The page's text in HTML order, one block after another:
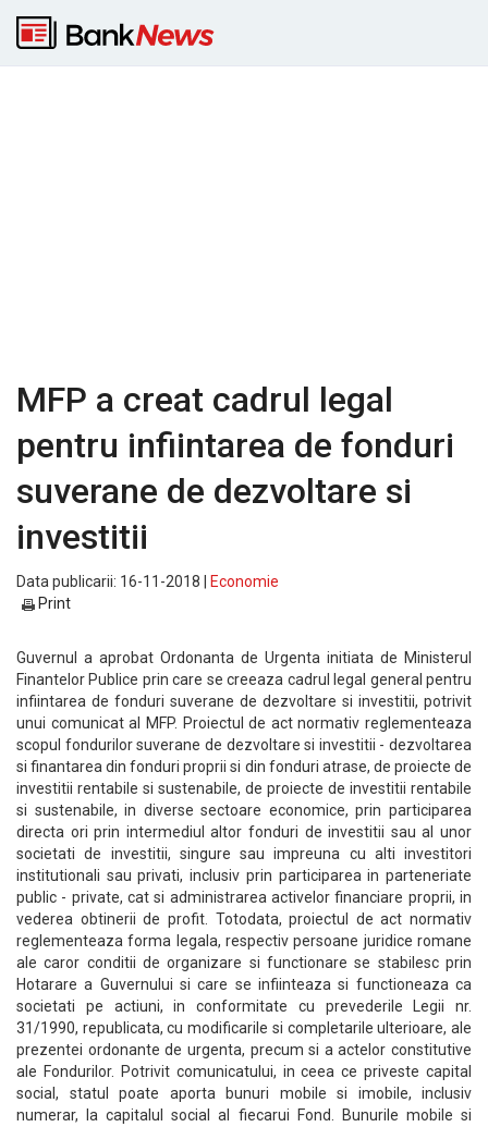
MFP a creat cadrul legal
pentru infiintarea de fonduri
suverane de dezvoltare si
investitii
Data publicarii: 16-11-2018 |
Economie
Print
Guvernul a aprobat Ordonanta de Urgenta initiata de Ministerul
Finantelor Publice prin care se creeaza cadrul legal general pentru
infiintarea de fonduri suverane de dezvoltare si investitii, potrivit
unui comunicat al MFP. Proiectul de act normativ reglementeaza
scopul fondurilor suverane de dezvoltare si investitii - dezvoltarea
si finantarea din fonduri proprii si din fonduri atrase, de proiecte de
investitii rentabile si sustenabile, de proiecte de investitii rentabile
si sustenabile, in diverse sectoare economice, prin participarea
directa ori prin intermediul altor fonduri de investitii sau al unor
societati de investitii, singure sau impreuna cu alti investitori
institutionali sau privati, inclusiv prin participarea in parteneriate
public - private, cat si administrarea activelor financiare proprii, in
vederea obtinerii de profit. Totodata, proiectul de act normativ
reglementeaza forma legala, respectiv persoane juridice romane
ale caror conditii de organizare si functionare se stabilesc prin
Hotarare a Guvernului si care se infiinteaza si functioneaza ca
societati pe actiuni, in conformitate cu prevederile Legii nr.
31/1990, republicata, cu modificarile si completarile ulterioare, ale
prezentei ordonante de urgenta, precum si a actelor constitutive
ale Fondurilor. Potrivit comunicatului, in ceea ce priveste capital
social, statul poate aporta bunuri mobile si imobile, inclusiv
numerar, la capitalul social al fiecarui Fond. Bunurile mobile si